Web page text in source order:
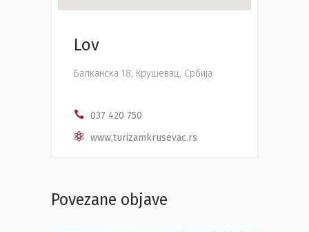
Lov
Балканска 18, Крушевац, Србија
037 420 750
www,turizamkrusevac.rs
Povezane objave